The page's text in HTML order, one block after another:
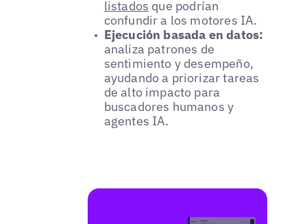
listados que podrían
confundir a los motores IA.
Ejecución basada en datos:
analiza patrones de
sentimiento y desempeño,
ayudando a priorizar tareas
de alto impacto para
buscadores humanos y
agentes IA.